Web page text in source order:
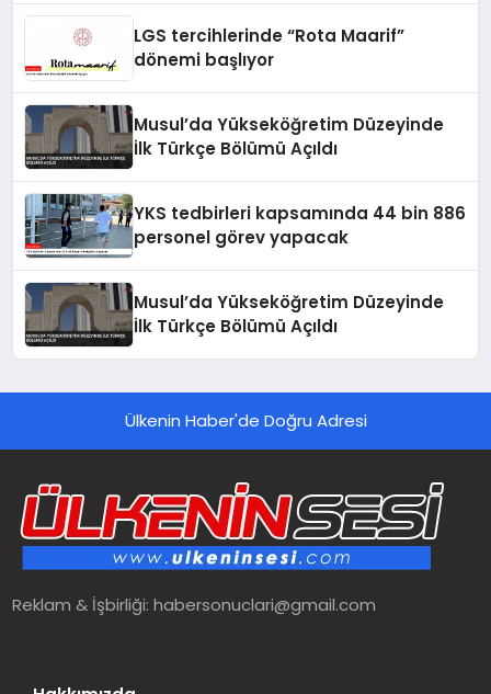
LGS tercihlerinde “Rota Maarif”
dönemi başlıyor
Musul’da Yükseköğretim Düzeyinde
İlk Türkçe Bölümü Açıldı
YKS tedbirleri kapsamında 44 bin 886
personel görev yapacak
Musul’da Yükseköğretim Düzeyinde
İlk Türkçe Bölümü Açıldı
Ülkenin Haber'de Doğru Adresi
Reklam & İşbirliği:habersonuclari@gmail.com